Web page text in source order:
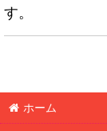
す。
ホーム